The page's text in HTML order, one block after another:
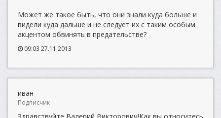
Может же такое быть, что они знали куда больше и
видели куда дальше и не следует их с таким особым
акцентом обвинять в предательстве?
09:03 27.11.2013
иван
Подписчик